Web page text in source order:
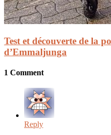
Test et découverte de la
d’Emmaljunga
1 Comment
Reply